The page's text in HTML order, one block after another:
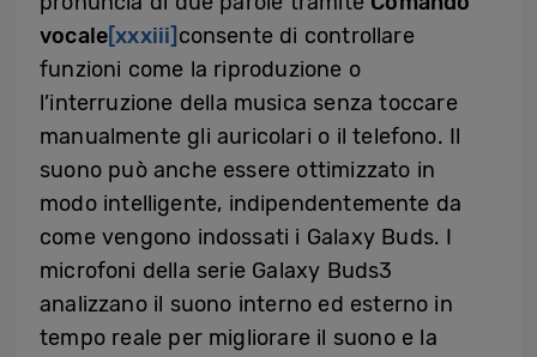
vocale[xxxiii] consente di controllare
funzioni come la riproduzione o
l’interruzione della musica senza toccare
manualmente gli auricolari o il telefono. Il
suono può anche essere ottimizzato in
modo intelligente, indipendentemente da
come vengono indossati i Galaxy Buds. I
microfoni della serie Galaxy Buds3
analizzano il suono interno ed esterno in
tempo reale per migliorare il suono e la